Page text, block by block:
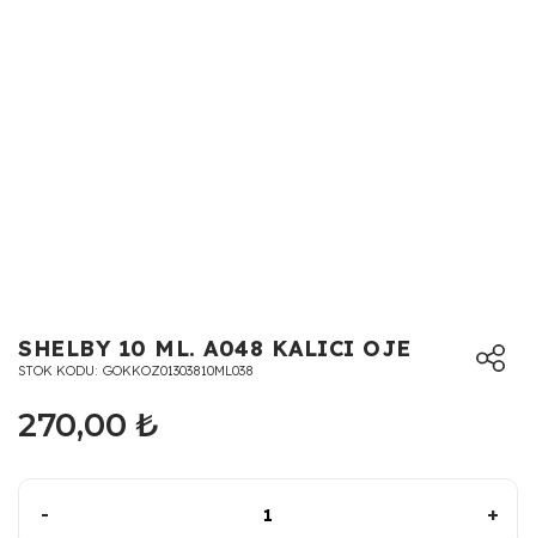
SHELBY 10 ML. A048 KALICI OJE
STOK KODU GOKKOZ01303810ML038
270,00 ₺
- +